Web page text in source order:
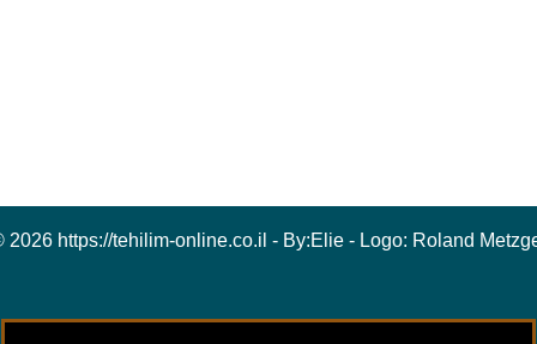
2026 https://tehilim-online.co.il - By:Elie- Logo: Roland